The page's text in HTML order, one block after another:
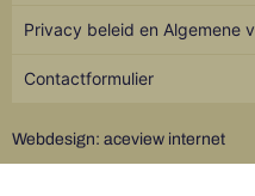
Webdesign: aceview internet
Privacy beleid en Algemene
Contactformulier